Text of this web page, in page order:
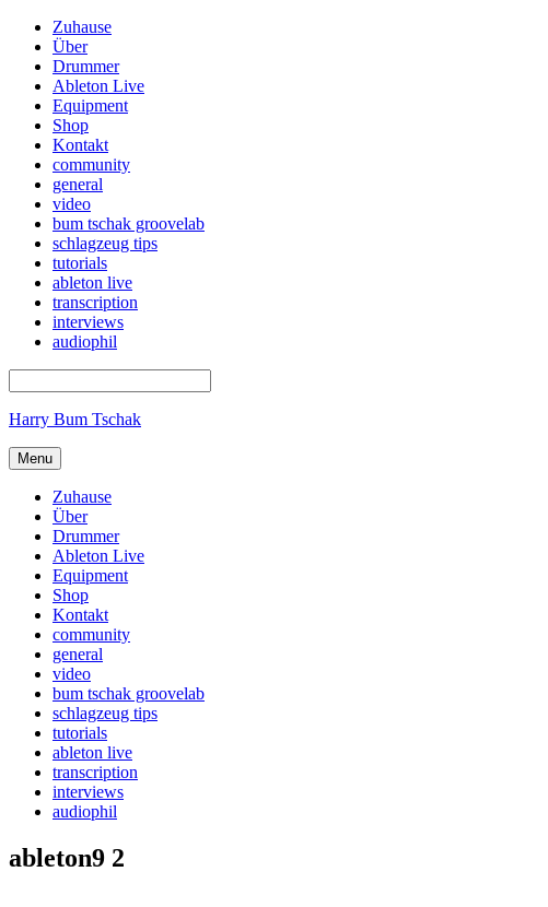
Zuhause
Über
Drummer
Ableton Live
Equipment
Shop
Kontakt
community
general
video
bum tschak groovelab
schlagzeug tips
tutorials
ableton live
transcription
interviews
audiophil
Harry Bum Tschak
Menu
Zuhause
Über
Drummer
Ableton Live
Equipment
Shop
Kontakt
community
general
video
bum tschak groovelab
schlagzeug tips
tutorials
ableton live
transcription
interviews
audiophil
ableton9 2